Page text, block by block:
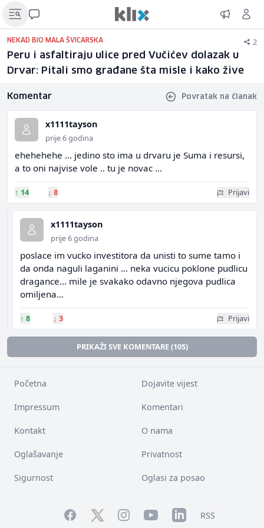
NEKAD BIO MALA ŠVICARSKA 2
Peru i asfaltiraju ulice pred Vučićev dolazak u
Drvar: Pitali smo građane šta misle i kako žive
Komentar Povratak na članak
x1111tayson
prije 6 godina
ehehehehe ... jedino sto ima u drvaru je Suma i resursi,
a to oni najvise vole .. tu je novac ...
↑ 14 ↓ 8 Prijavi
x1111tayson
prije 6 godina
poslace im vucko investitora da unisti to sume tamo i
da onda naguli laganini ... neka vucicu poklone pudlicu
dragance... mile je svakako odavno njegova pudlica
omiljena...
↑ 8 ↓ 3 Prijavi
PRIKAŽI SVE KOMENTARE (105)
Početna Dojavite vijest
Impressum Komentari
Kontakt O nama
Oglašavanje Privatnost
Sigurnost Oglasi za posao
FacebookTwitterInstagramYouTubeLinkedInRSS